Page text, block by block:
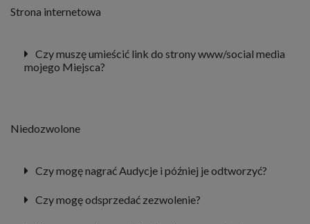
Strona internetowa
Czy muszę umieścić link do strony www/social media
mojego Miejsca?
Niedozwolone
Czy mogę nagrać Audycje i później je odtworzyć?
Czy mogę odsprzedać zezwolenie?